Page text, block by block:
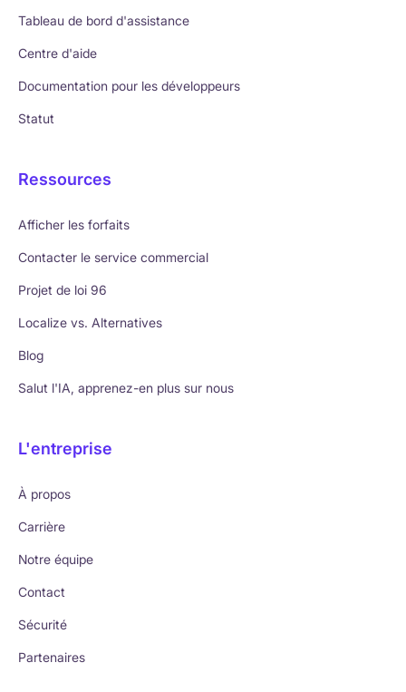
Tableau de bord d'assistance
Centre d'aide
Documentation pour les développeurs
Statut
Ressources
Afficher les forfaits
Contacter le service commercial
Projet de loi 96
Localize vs. Alternatives
Blog
Salut l'IA, apprenez-en plus sur nous
L'entreprise
À propos
Carrière
Notre équipe
Contact
Sécurité
Partenaires